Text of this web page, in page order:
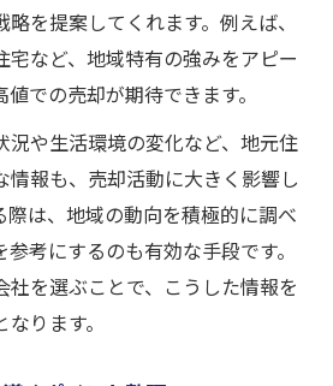
を提案してくれます。例えば、
宅など、地域特有の強みをアピー
での売却が期待できます。
況や生活環境の変化など、地元住
情報も、売却活動に大きく影響し
際は、地域の動向を積極的に調べ
考にするのも有効な手段です。
社を選ぶことで、こうした情報を
ります。